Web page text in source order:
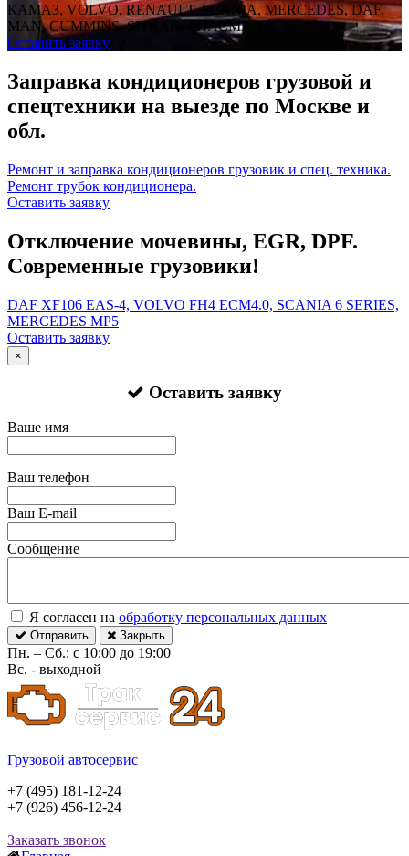
КАМАЗ, VOLVO, RENAULT, SCANIA, MERCEDES, DAF,
MAN, CUMMINS, SITRAK, SHACMAN...
Оставить заявку
Заправка кондиционеров грузовой и
спецтехники на выезде по Москве и
обл.
Ремонт и заправка кондиционеров грузовик и спец. техника.
Ремонт трубок кондиционера.
Оставить заявку
Отключение мочевины, EGR, DPF.
Современные грузовики!
DAF XF106 EAS-4, VOLVO FH4 ECM4.0, SCANIA 6 SERIES,
MERCEDES MP5
Оставить заявку
×
Оставить заявку
Ваше имя
Ваш телефон
Ваш E-mail
Сообщение
Я согласен на обработку персональных данных
Отправить Закрыть
Пн. – Сб.: с 10:00 до 19:00
Вс. - выходной
Грузовой автосервис
+7 (495) 181-12-24
+7 (926) 456-12-24
Заказать звонок